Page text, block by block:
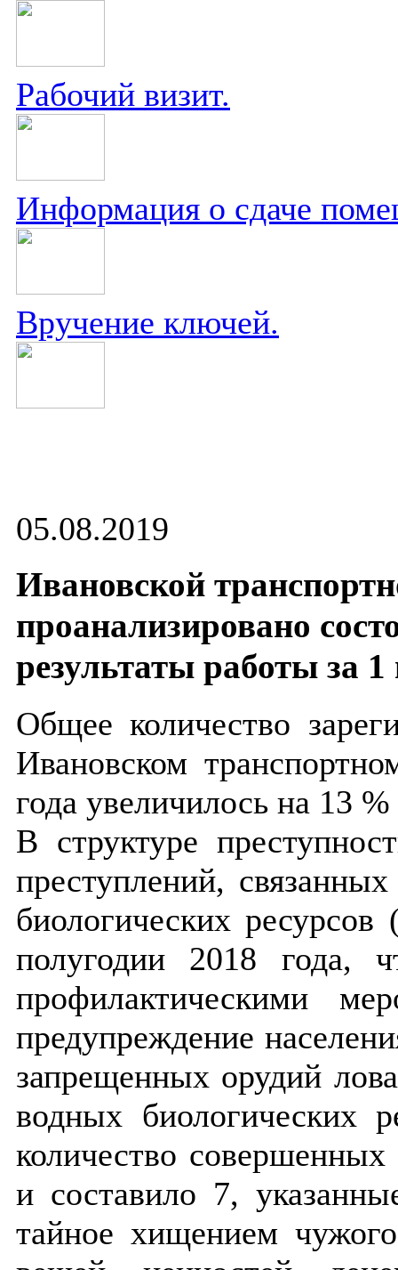
Рабочий визит.
Информация о сдаче
Вручение ключей.
05.08.2019
Ивановской
проанализировано
результаты работы за 1
Общее количество
Ивановском
года увеличилось на 13
В структуре
преступлений,
биологических
полугодии 2018 года,
профилактическими
предупреждение
запрещенных орудий
водных биологических
количество
и составило 7,
тайное хищением